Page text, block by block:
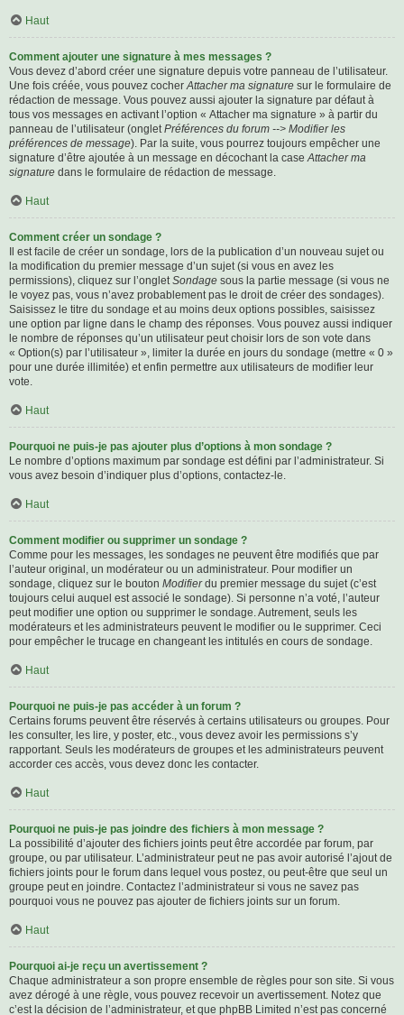
Haut
Comment ajouter une signature à mes messages ?
Vous devez d’abord créer une signature depuis votre panneau de l’utilisateur.
Une fois créée, vous pouvez cocherAttacher ma signature sur le formulaire de
rédaction de message. Vous pouvez aussi ajouter la signature par défaut à
tous vos messages en activant l’option « Attacher ma signature » à partir du
panneau de l’utilisateur (ongletPréférences du forum --> Modifier les
préférences de message). Par la suite, vous pourrez toujours empêcher une
signature d’être ajoutée à un message en décochant la caseAttacher ma
signature dans le formulaire de rédaction de message.
Haut
Comment créer un sondage ?
Il est facile de créer un sondage, lors de la publication d’un nouveau sujet ou
la modification du premier message d’un sujet (si vous en avez les
permissions), cliquez sur l’ongletSondage sous la partie message (si vous ne
le voyez pas, vous n’avez probablement pas le droit de créer des sondages).
Saisissez le titre du sondage et au moins deux options possibles, saisissez
une option par ligne dans le champ des réponses. Vous pouvez aussi indiquer
le nombre de réponses qu’un utilisateur peut choisir lors de son vote dans
« Option(s) par l’utilisateur », limiter la durée en jours du sondage (mettre « 0 »
pour une durée illimitée) et enfin permettre aux utilisateurs de modifier leur
vote.
Haut
Pourquoi ne puis-je pas ajouter plus d’options à mon sondage ?
Le nombre d’options maximum par sondage est défini par l’administrateur. Si
vous avez besoin d’indiquer plus d’options, contactez-le.
Haut
Comment modifier ou supprimer un sondage ?
Comme pour les messages, les sondages ne peuvent être modifiés que par
l’auteur original, un modérateur ou un administrateur. Pour modifier un
sondage, cliquez sur le bouton Modifierdu premier message du sujet (c’est
toujours celui auquel est associé le sondage). Si personne n’a voté, l’auteur
peut modifier une option ou supprimer le sondage. Autrement, seuls les
modérateurs et les administrateurs peuvent le modifier ou le supprimer. Ceci
pour empêcher le trucage en changeant les intitulés en cours de sondage.
Haut
Pourquoi ne puis-je pas accéder à un forum ?
Certains forums peuvent être réservés à certains utilisateurs ou groupes. Pour
les consulter, les lire, y poster, etc., vous devez avoir les permissions s’y
rapportant. Seuls les modérateurs de groupes et les administrateurs peuvent
accorder ces accès, vous devez donc les contacter.
Haut
Pourquoi ne puis-je pas joindre des fichiers à mon message ?
La possibilité d’ajouter des fichiers joints peut être accordée par forum, par
groupe, ou par utilisateur. L’administrateur peut ne pas avoir autorisé l’ajout de
fichiers joints pour le forum dans lequel vous postez, ou peut-être que seul un
groupe peut en joindre. Contactez l’administrateur si vous ne savez pas
pourquoi vous ne pouvez pas ajouter de fichiers joints sur un forum.
Haut
Pourquoi ai-je reçu un avertissement ?
Chaque administrateur a son propre ensemble de règles pour son site. Si vous
avez dérogé à une règle, vous pouvez recevoir un avertissement. Notez que
c’est la décision de l’administrateur, et que phpBB Limited n’est pas concerné